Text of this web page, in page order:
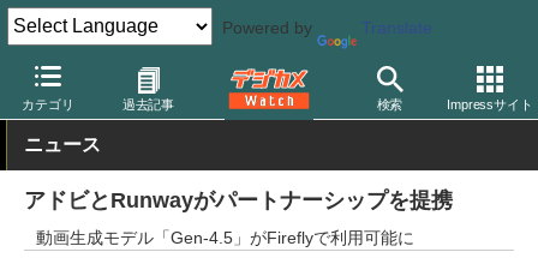
Powered by Translate
カテゴリ 過去記事 検索 Impressサイト
デジカメ Watch PC/モバイル関連 アプリ/ソフトウェア アドビ
ニュース
アドビとRunwayがパートナーシップを提携
動画生成モデル「Gen-4.5」がFireflyで利用可能に